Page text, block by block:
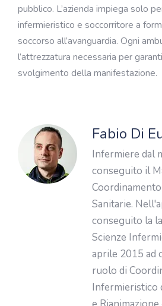
pubblico. L’azienda impiega solo
infermieristico e soccorritore a
soccorso all’avanguardia. Ogni
l’attrezzatura necessaria per
svolgimento della manifestazione.
Fabio Di
Infermiere dal
conseguito il
Sanitarie.
conseguito la
Scienze
aprile 2015 ad
ruolo di
Infermieristico